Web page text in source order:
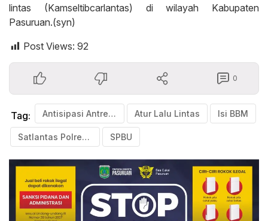
lintas (Kamseltibcarlantas) di wilayah Kabupaten
Pasuruan.(syn)
Post Views: 92
0
Tag: Antisipasi Antrean Kendaraan Atur Lalu Lintas Isi BBM
Satlantas Polres Pasuruan SPBU